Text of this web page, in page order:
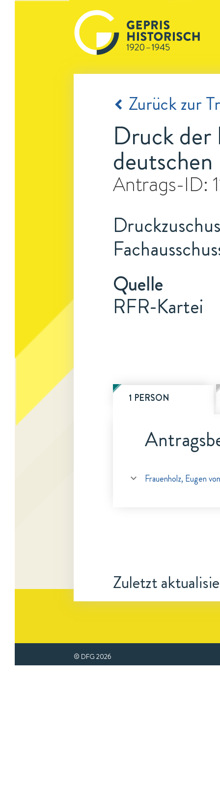
Zurück zur
Druck der
Antrags-ID:
Quelle
RFR-Kartei
1 PERSON
Frauenholz, Eugen von
Zuletzt
© DFG 2026